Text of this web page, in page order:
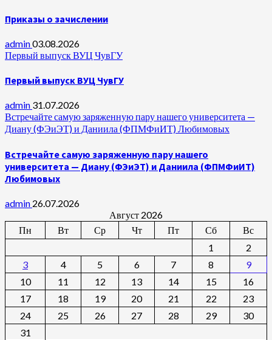
Приказы о зачислении
admin03.08.2026
Первый выпуск ВУЦ ЧувГУ
Первый выпуск ВУЦ ЧувГУ
admin 31.07.2026
Встречайте самую заряженную пару нашего университета —
Диану (ФЭиЭТ) и Даниила (ФПМФиИТ) Любимовых
Встречайте самую заряженную пару нашего
университета — Диану (ФЭиЭТ) и Даниила (ФПМФиИТ)
Любимовых
admin 26.07.2026
Август 2026
Пн
Вт Ср Чт Пт Сб
Вс
1
2
3
4 5 6 7 8
9
10
11 12 13 14 15
16
17
18 19 20 21 22
23
24
25 26 27 28 29
30
31